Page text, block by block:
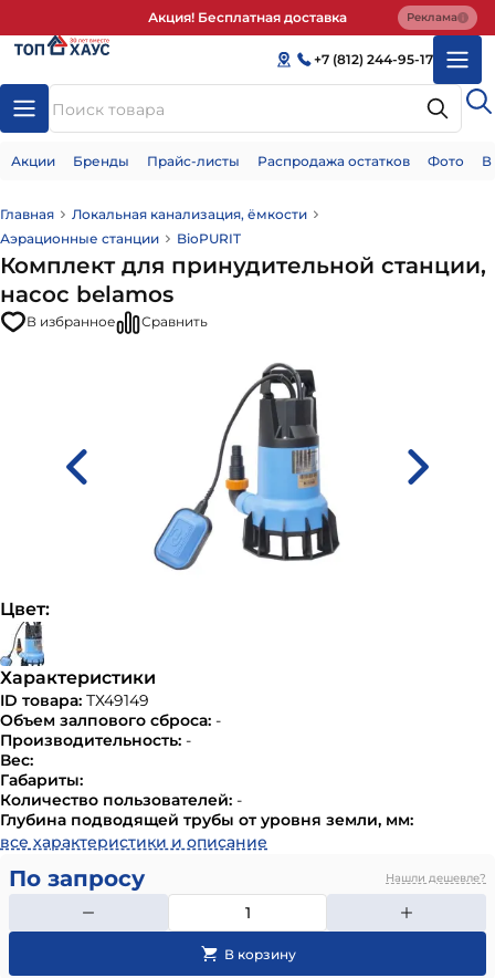
Акция! Бесплатная доставка Реклама
+7 (812) 244-95-17
Акции Бренды Прайс-листы Распродажа остатков Фото
Главная
Локальная канализация, ёмкости
Аэрационные станции
BioPURIT
Комплект для принудительной станции,
насос belamos
В избранное Сравнить
Цвет:
Характеристики
ID товара: ТХ49149
Объем залпового сброса: -
Производительность: -
Вес:
Габариты:
Количество пользователей: -
Глубина подводящей трубы от уровня земли, мм:
все характеристики и описание
По запросу Нашли дешевле?